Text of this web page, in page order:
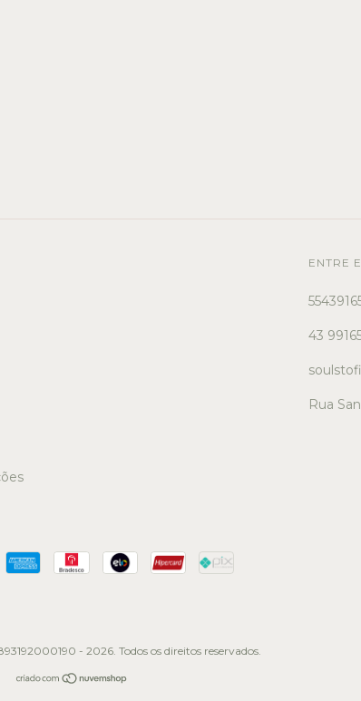
ENTRE
43
Rua
- 2026. Todos os direitos reservados.